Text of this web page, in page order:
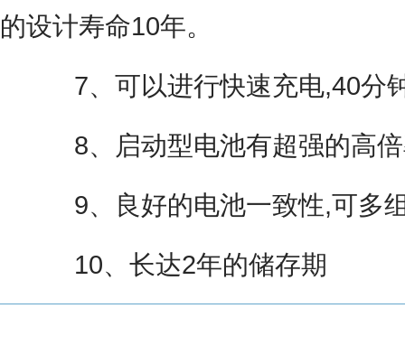
的设计寿命10年。
7、可以进行快速充电,40分
8、启动型电池有超强的高倍
9、良好的电池一致性,可多
10、长达2年的储存期